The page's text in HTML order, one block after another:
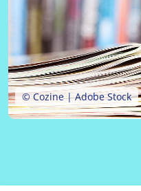
© Cozine | Adobe Stock